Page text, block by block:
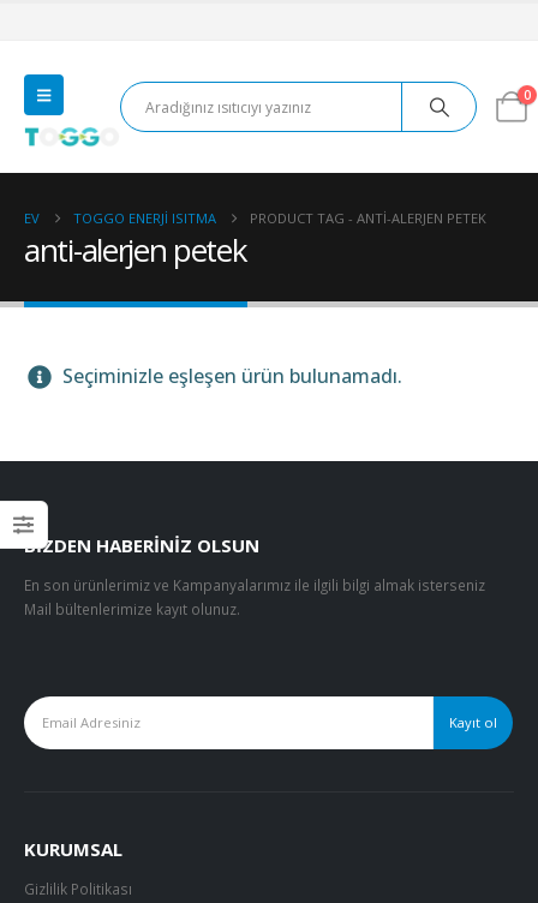
0
EV TOGGO ENERJI ISITMA PRODUCT TAG - ANTI-ALERJEN PETEK
anti-alerjen petek
Seçiminizle eşleşen ürün bulunamadı.
BIZDEN HABERINIZ OLSUN
En son ürünlerimiz ve Kampanyalarımız ile ilgili bilgi almak isterseniz
Mail bültenlerimize kayıt olunuz.
KURUMSAL
Gizlilik Politikası